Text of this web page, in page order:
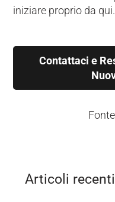
iniziare proprio da qui.
Contattaci e
Articoli recenti